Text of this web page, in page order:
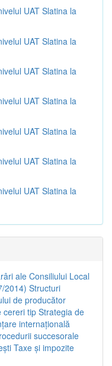
UAT Slatina la
UAT Slatina la
UAT Slatina la
UAT Slatina la
UAT Slatina la
UAT Slatina la
UAT Slatina la
ale Consiliului Local
2014) Structuri
de producător
cereri tipStrategia de
internaţională
succesorale
Taxe şi impozite